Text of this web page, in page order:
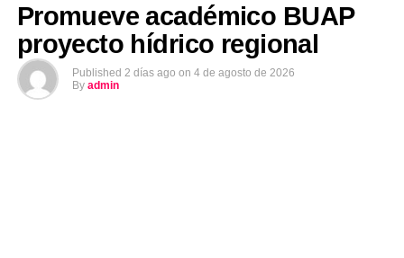
Promueve académico BUAP
proyecto hídrico regional
Published 2 días ago on 4 de agosto de 2026
By admin